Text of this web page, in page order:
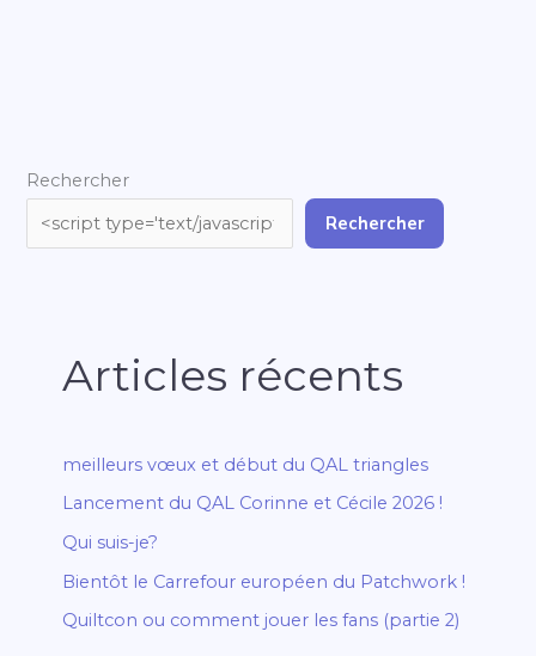
Rechercher
Rechercher
Articles récents
meilleurs vœux et début du QAL triangles
Lancement du QAL Corinne et Cécile 2026 !
Qui suis-je?
Bientôt le Carrefour européen du Patchwork !
Quiltcon ou comment jouer les fans (partie 2)